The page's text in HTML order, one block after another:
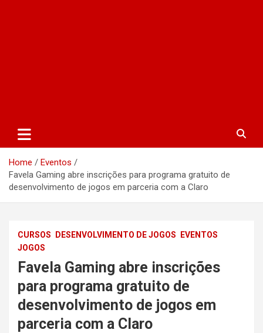
Home
Eventos
Favela Gaming abre inscrições para programa gratuito de
desenvolvimento de jogos em parceria com a Claro
CURSOS DESENVOLVIMENTO DE JOGOS
EVENTOS
JOGOS
Favela Gaming abre inscrições
para programa gratuito de
desenvolvimento de jogos em
parceria com a Claro